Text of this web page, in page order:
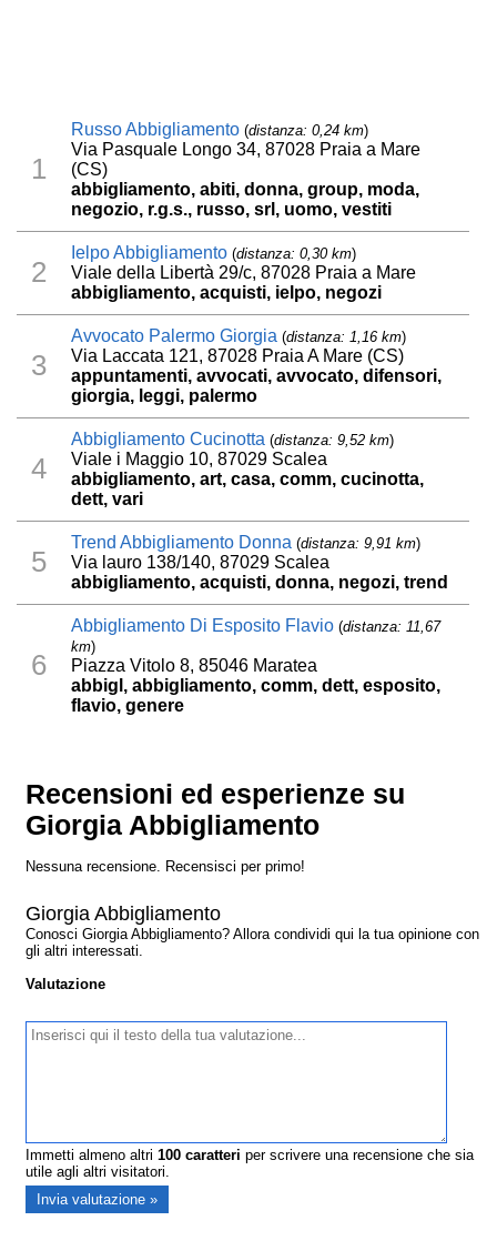
1
Russo Abbigliamento (distanza: 0,24 km)
Via Pasquale Longo 34, 87028 Praia a Mare
(CS)
abbigliamento, abiti, donna, group, moda,
negozio, r.g.s., russo, srl, uomo, vestiti
2
Ielpo Abbigliamento (distanza: 0,30 km)
Viale della Libertà 29/c, 87028 Praia a Mare
abbigliamento, acquisti, ielpo, negozi
3
Avvocato Palermo Giorgia (distanza: 1,16 km)
Via Laccata 121, 87028 Praia A Mare (CS)
appuntamenti, avvocati, avvocato, difensori,
giorgia, leggi, palermo
4
Abbigliamento Cucinotta (distanza: 9,52 km)
Viale i Maggio 10, 87029 Scalea
abbigliamento, art, casa, comm, cucinotta,
dett, vari
5
Trend Abbigliamento Donna (distanza: 9,91 km)
Via lauro 138/140, 87029 Scalea
abbigliamento, acquisti, donna, negozi, trend
6
Abbigliamento Di Esposito Flavio (distanza: 11,67
km)
Piazza Vitolo 8, 85046 Maratea
abbigl, abbigliamento, comm, dett, esposito,
flavio, genere
Recensioni ed esperienze su
Giorgia Abbigliamento
Nessuna recensione. Recensisci per primo!
Giorgia Abbigliamento
Conosci Giorgia Abbigliamento? Allora condividi qui la tua opinione con
gli altri interessati.
Valutazione
Immetti almeno altri100 caratteri per scrivere una recensione che sia
utile agli altri visitatori.